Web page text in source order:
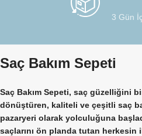
3 Gün
Saç Bakım Sepeti
Saç Bakım Sepeti, saç güzelliğini
dönüştüren, kaliteli ve çeşitli saç
pazaryeri olarak yolculuğuna
saçlarını ön planda tutan herkesin